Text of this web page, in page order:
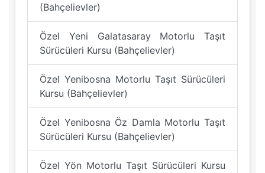
(Bahçelievler)
Özel Yeni Galatasaray Motorlu Taşıt
Sürücüleri Kursu (Bahçelievler)
Özel Yenibosna Motorlu Taşıt Sürücüleri
Kursu (Bahçelievler)
Özel Yenibosna Öz Damla Motorlu Taşıt
Sürücüleri Kursu (Bahçelievler)
Özel Yön Motorlu Taşıt Sürücüleri Kursu